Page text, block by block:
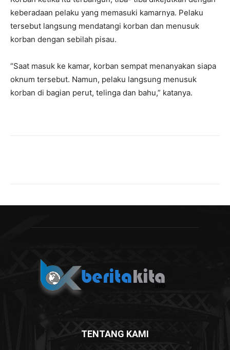
keberadaan pelaku yang memasuki kamarnya. Pelaku
tersebut langsung mendatangi korban dan menusuk
korban dengan sebilah pisau.
“Saat masuk ke kamar, korban sempat menanyakan siapa
oknum tersebut. Namun, pelaku langsung menusuk
korban di bagian perut, telinga dan bahu,” katanya.
TENTANG KAMI